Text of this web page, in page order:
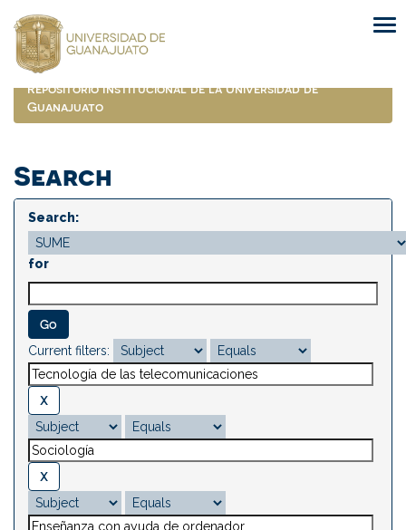
navigation
Repositorio Institucional de la Universidad de
Guanajuato
Search
Search:
for
Current filters: